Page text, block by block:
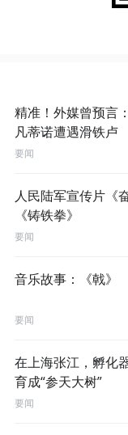
精准！外媒曾预言
凡蒂诺遭遇滑铁卢
要闻
人民陆军宣传片《
《铸铁拳》
要闻
音乐故事：《戟》
要闻
在上海张江，孵化
育成“参天大树”
要闻